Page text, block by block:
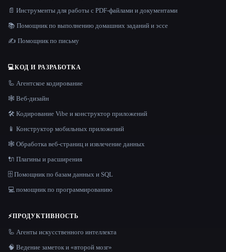
📄 Инструменты для работы с PDF-файлами и документами
📚 Помощник по выполнению домашних заданий и эссе
✍️ Помощник по письму
💻КОД И РАЗРАБОТКА
🦾 Агентское кодирование
🕸 Веб-дизайн
🛠️ Кодирование Vibe и конструктор приложений
📱 Конструктор мобильных приложений
🕸️ Обработка веб-страниц и извлечение данных
🔌 Плагины и расширения
🗄️ Помощник по базам данных и SQL
💻 помощник по программированию
⚡ПРОДУКТИВНОСТЬ
🦾 Агенты искусственного интеллекта
🧠 Ведение заметок и «второй мозг»